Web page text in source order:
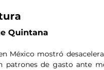
Quintana
México mostró
patrones de gasto ante